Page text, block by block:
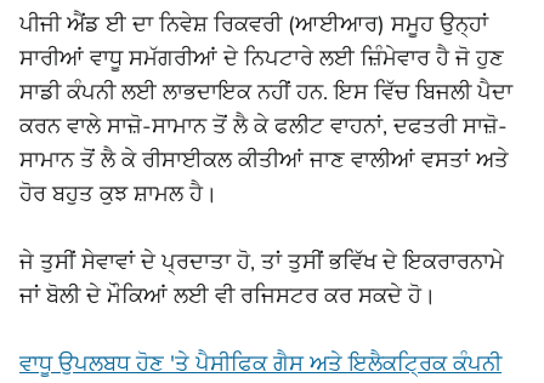
ਪੀਜੀ ਐਂਡ ਈ ਦਾ ਨਿਵੇਸ਼ ਰਿਕਵਰੀ (ਆਈਆਰ) ਸਮੂਹ ਉਨ੍ਹਾਂ
ਸਾਰੀਆਂ ਵਾਧੂ ਸਮੱਗਰੀਆਂ ਦੇ ਨਿਪਟਾਰੇ ਲਈ ਜ਼ਿੰਮੇਵਾਰ ਹੈ ਜੋ ਹੁਣ
ਸਾਡੀ ਕੰਪਨੀ ਲਈ ਲਾਭਦਾਇਕ ਨਹੀਂ ਹਨ. ਇਸ ਵਿੱਚ ਬਿਜਲੀ ਪੈਦਾ
ਕਰਨ ਵਾਲੇ ਸਾਜ਼ੋ-ਸਾਮਾਨ ਤੋਂ ਲੈ ਕੇ ਫਲੀਟ ਵਾਹਨਾਂ, ਦਫਤਰੀ ਸਾਜ਼ੋ-
ਸਾਮਾਨ ਤੋਂ ਲੈ ਕੇ ਰੀਸਾਈਕਲ ਕੀਤੀਆਂ ਜਾਣ ਵਾਲੀਆਂ ਵਸਤਾਂ ਅਤੇ
ਹੋਰ ਬਹੁਤ ਕੁਝ ਸ਼ਾਮਲ ਹੈ।
ਜੇ ਤੁਸੀਂ ਸੇਵਾਵਾਂ ਦੇ ਪ੍ਰਦਾਤਾ ਹੋ, ਤਾਂ ਤੁਸੀਂ ਭਵਿੱਖ ਦੇ ਇਕਰਾਰਨਾਮੇ
ਜਾਂ ਬੋਲੀ ਦੇ ਮੌਕਿਆਂ ਲਈ ਵੀ ਰਜਿਸਟਰ ਕਰ ਸਕਦੇ ਹੋ।
ਵਾਧੂ ਉਪਲਬਧ ਹੋਣ 'ਤੇ ਪੈਸੀਫਿਕ ਗੈਸ ਅਤੇ ਇਲੈਕਟ੍ਰਿਕ ਕੰਪਨੀ